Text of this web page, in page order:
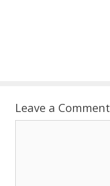
Leave a Comment